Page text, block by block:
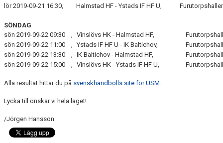
lör 2019-09-21 16:30,
Halmstad HF - Ystads IF HF U,
SÖNDAG
sön 2019-09-22 09:30
, Vinslövs HK - Halmstad HF,
sön 2019-09-22 11:00
, Ystads IF HF U - IK Baltichov,
sön 2019-09-22 13:30
, IK Baltichov - Halmstad HF,
sön 2019-09-22 15:00
, Vinslövs HK - Ystads IF HF U,
Alla resultat hittar du på svenskhandbolls site för USM.
Lycka till önskar vi hela laget!
/Jörgen Hansson